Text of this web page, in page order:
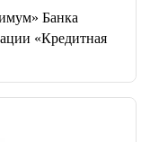
Банка
«Кредитная